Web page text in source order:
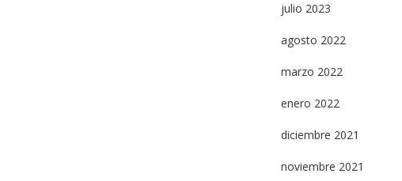
julio 2023
agosto 2022
marzo 2022
enero 2022
diciembre 2021
noviembre 2021